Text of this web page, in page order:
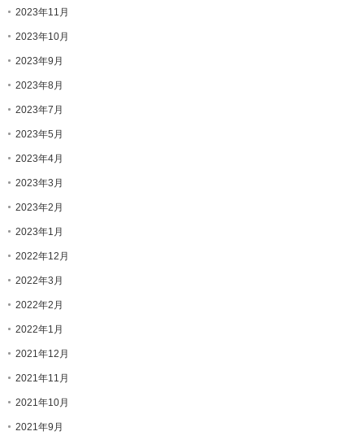
2023年11月
2023年10月
2023年9月
2023年8月
2023年7月
2023年5月
2023年4月
2023年3月
2023年2月
2023年1月
2022年12月
2022年3月
2022年2月
2022年1月
2021年12月
2021年11月
2021年10月
2021年9月